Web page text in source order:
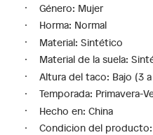
Género: Mujer
Horma: Normal
Material: Sintético
Material de la suela:
Altura del taco: Bajo (3
Temporada: Primavera-
Hecho en: China
Condicion del